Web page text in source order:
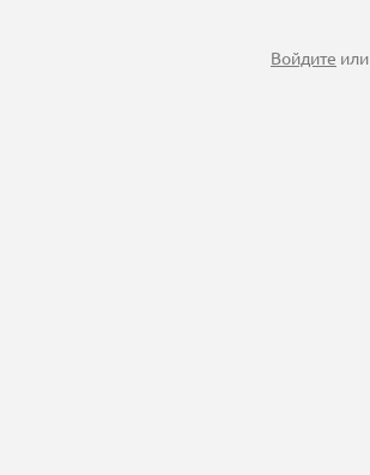
Войдите или